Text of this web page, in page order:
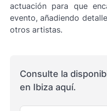
actuación para que
evento, añadiendo
otros artistas.
Consulte la
en Ibiza aquí.